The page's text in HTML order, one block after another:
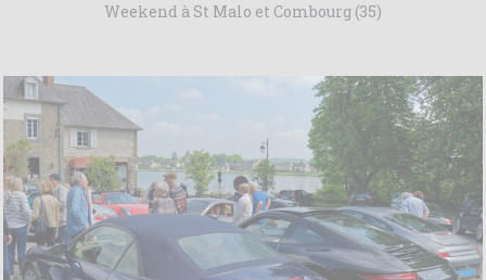
Weekend à St Malo et Combourg (35)